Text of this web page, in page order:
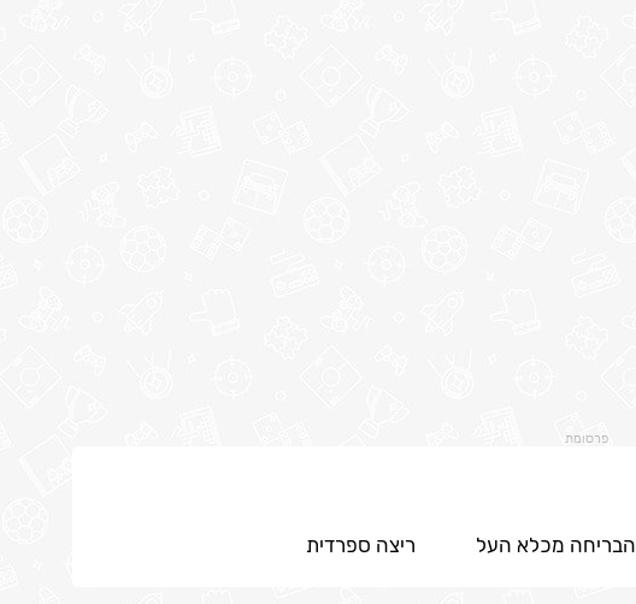
פרסומת
הבריחה מכלא העל ריצה ספרדית